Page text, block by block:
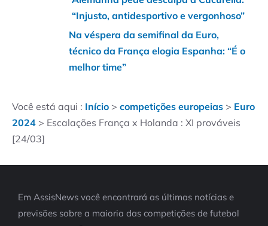
“Injusto, antidesportivo e vergonhoso”
Na véspera da semifinal da Euro,
técnico da França elogia Espanha: “É o
melhor time”
Você está aqui : Início > competições europeias > Euro
2024 > Escalações França x Holanda : XI prováveis
[24/03]
Em AssisNews você encontrará as últimas notícias e
previsões sobre a maioria das competições de futebol